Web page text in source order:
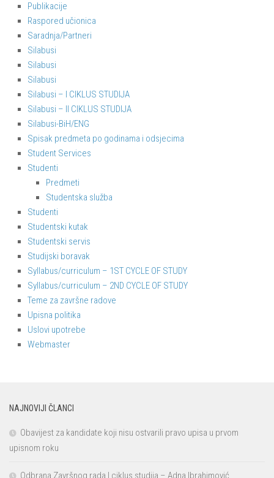
Publikacije
Raspored učionica
Saradnja/Partneri
Silabusi
Silabusi
Silabusi
Silabusi – I CIKLUS STUDIJA
Silabusi – II CIKLUS STUDIJA
Silabusi-BiH/ENG
Spisak predmeta po godinama i odsjecima
Student Services
Studenti
Predmeti
Studentska služba
Studenti
Studentski kutak
Studentski servis
Studijski boravak
Syllabus/curriculum – 1ST CYCLE OF STUDY
Syllabus/curriculum – 2ND CYCLE OF STUDY
Teme za završne radove
Upisna politika
Uslovi upotrebe
Webmaster
NAJNOVIJI ČLANCI
Obavijest za kandidate koji nisu ostvarili pravo upisa u prvom
upisnom roku